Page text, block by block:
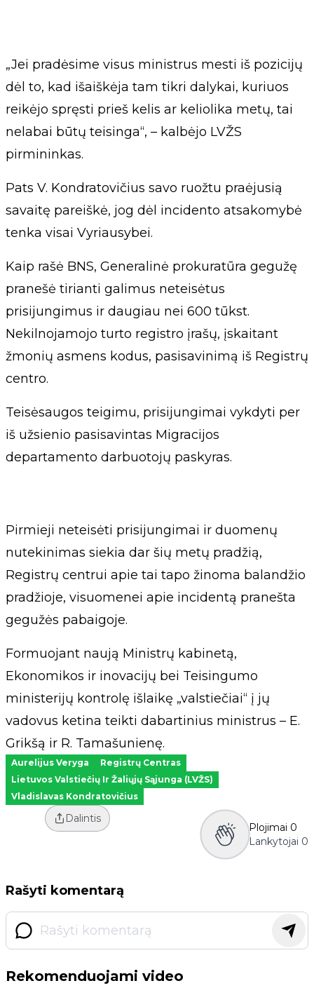
„Jei pradėsime visus ministrus mesti iš pozicijų
dėl to, kad išaiškėja tam tikri dalykai, kuriuos
reikėjo spręsti prieš kelis ar keliolika metų, tai
nelabai būtų teisinga“, – kalbėjo LVŽS
pirmininkas.
Pats V. Kondratovičius savo ruožtu praėjusią
savaitę pareiškė, jog dėl incidento atsakomybė
tenka visai Vyriausybei.
Kaip rašė BNS, Generalinė prokuratūra gegužę
pranešė tirianti galimus neteisėtus
prisijungimus ir daugiau nei 600 tūkst.
Nekilnojamojo turto registro įrašų, įskaitant
žmonių asmens kodus, pasisavinimą iš Registrų
centro.
Teisėsaugos teigimu, prisijungimai vykdyti per
iš užsienio pasisavintas Migracijos
departamento darbuotojų paskyras.
Pirmieji neteisėti prisijungimai ir duomenų
nutekinimas siekia dar šių metų pradžią,
Registrų centrui apie tai tapo žinoma balandžio
pradžioje, visuomenei apie incidentą pranešta
gegužės pabaigoje.
Formuojant naują Ministrų kabinetą,
Ekonomikos ir inovacijų bei Teisingumo
ministerijų kontrolę išlaikę „valstiečiai“ į jų
vadovus ketina teikti dabartinius ministrus – E.
Grikšą ir R. Tamašunienę.
Aurelijus Veryga
Registrų Centras
Lietuvos Valstiečių Ir Žaliųjų Sąjunga (LVŽS)
Vladislavas Kondratovičius
Dalintis
Plojimai 0
Lankytojai 0
Rašyti komentarą
Rekomenduojami video